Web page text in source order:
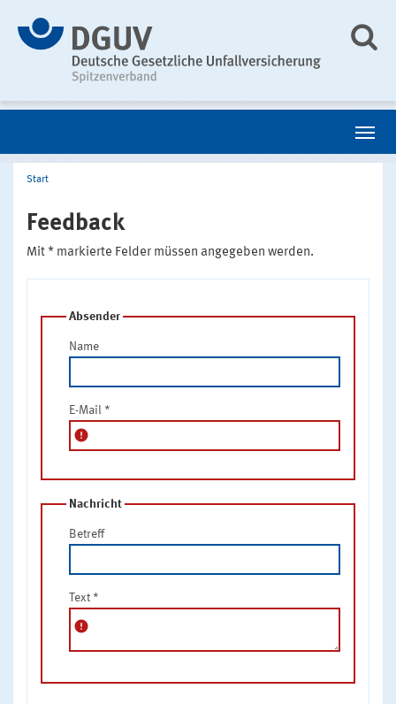
Start
Feedback
Mit * markierte Felder müssen angegeben werden.
Absender
Name
E-Mail *
error
Nachricht
Betreff
Text *
error